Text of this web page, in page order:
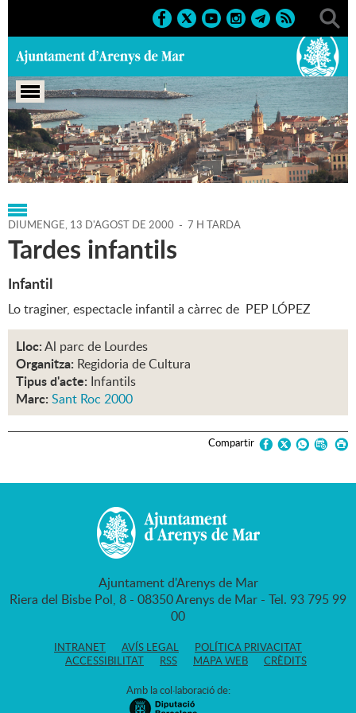
Portada > Regidories > Cultura > Agenda > 13-08-2000
DIUMENGE, 13 D'AGOST DE 2000 - 7 H TARDA
Tardes infantils
Infantil
Lo traginer, espectacle infantil a càrrec de PEP LÓPEZ
Lloc:Al parc de Lourdes
Organitza: Regidoria de Cultura
Tipus d'acte: Infantils
Marc: Sant Roc 2000
Compartir
Ajuntament d'Arenys de Mar
Riera del Bisbe Pol, 8 - 08350 Arenys de Mar - Tel. 93 795 99
00
INTRANET AVÍS LEGAL
POLÍTICA PRIVACITAT
ACCESSIBILITAT
RSS MAPA WEB CRÈDITS
Amb la col·laboració de: